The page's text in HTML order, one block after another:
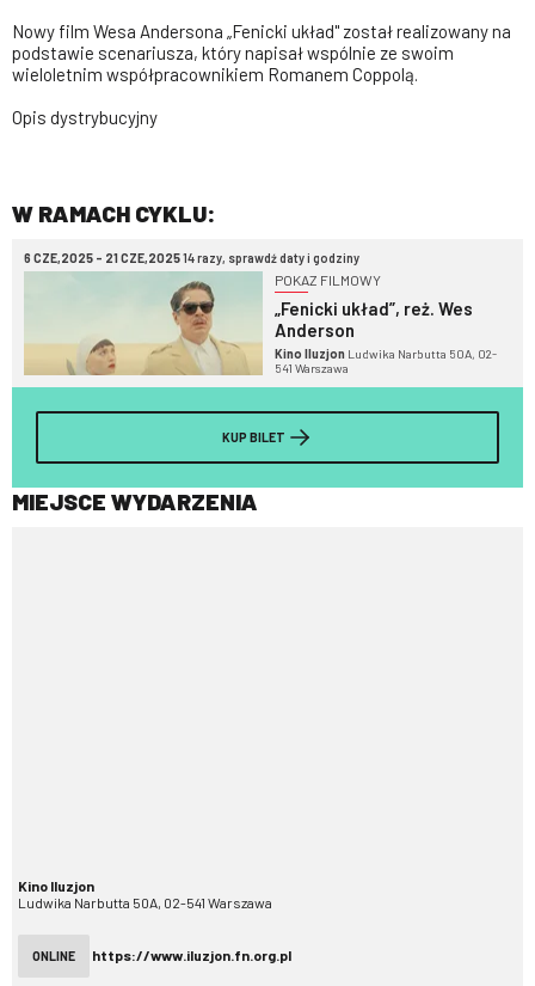
Nowy film Wesa Andersona „Fenicki układ" został realizowany na
podstawie scenariusza, który napisał wspólnie ze swoim
wieloletnim współpracownikiem Romanem Coppolą.
Opis dystrybucyjny
W RAMACH CYKLU:
6 CZE,2025 - 21 CZE,202514 razy, sprawdź daty i godziny
POKAZ FILMOWY
„Fenicki układ”, reż. Wes
Anderson
Kino Iluzjon Ludwika Narbutta 50A, 02-
541 Warszawa
KUP BILET
MIEJSCE WYDARZENIA
Kino Iluzjon
Ludwika Narbutta 50A, 02-541 Warszawa
ONLINE https://www.iluzjon.fn.org.pl